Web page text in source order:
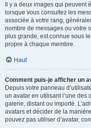
Il y a deux images qui peuvent
lorsque vous consultez les
associée à votre rang,
nombre de messages ou votre
plus grande, est connue sous
propre à chaque membre.
Haut
Comment puis-je afficher un
Depuis votre panneau
un avatar en utilisant l’une des
galerie, distant ou importé.
avatars et décider de la
pouvez pas utiliser d’avatar,